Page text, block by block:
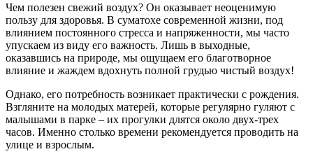
Чем полезен свежий воздух? Он оказывает неоценимую
пользу для здоровья. В суматохе современной жизни, под
влиянием постоянного стресса и напряженности, мы часто
упускаем из виду его важность. Лишь в выходные,
оказавшись на природе, мы ощущаем его благотворное
влияние и жаждем вдохнуть полной грудью чистый воздух!
Однако, его потребность возникает практически с рождения.
Взгляните на молодых матерей, которые регулярно гуляют с
малышами в парке – их прогулки длятся около двух-трех
часов. Именно столько времени рекомендуется проводить на
улице и взрослым.